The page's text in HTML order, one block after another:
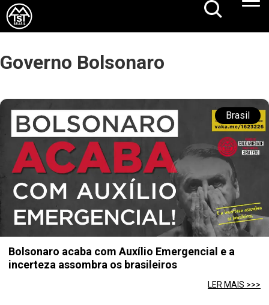
Governo Bolsonaro
Brasil
Bolsonaro acaba com Auxílio Emergencial e a
incerteza assombra os brasileiros
LER MAIS >>>